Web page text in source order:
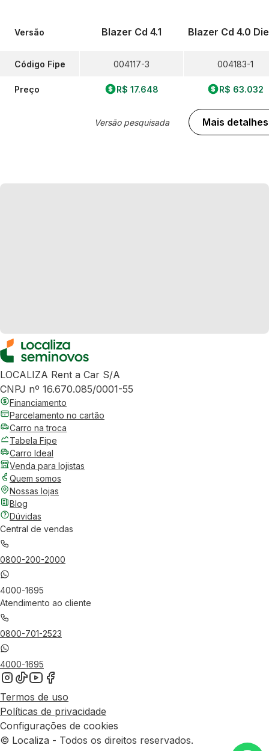
Versão
Código Fipe
Preço
Blazer Cd 4.1
004117-3
R$ 17.648
Versão pesquisada
Blazer Cd 4.0
004183-1
R$ 63.032
Mais detalhes
LOCALIZA Rent a Car S/A
CNPJ nº 16.670.085/0001-55
Financiamento
Parcelamento no cartão
Carro na troca
Tabela Fipe
Carro Ideal
Venda para lojistas
Quem somos
Nossas lojas
Blog
Dúvidas
Central de vendas
0800-200-2000
4000-1695
Atendimento ao cliente
0800-701-2523
4000-1695
Termos de uso
Políticas de privacidade
Configurações de cookies
© Localiza - Todos os direitos reservados.